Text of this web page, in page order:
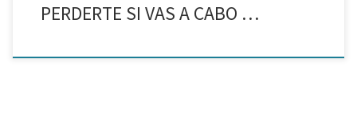
PERDERTE SI VAS A CABO …